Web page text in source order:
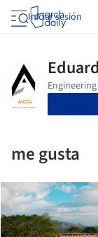
Iniciar sesión
me gusta